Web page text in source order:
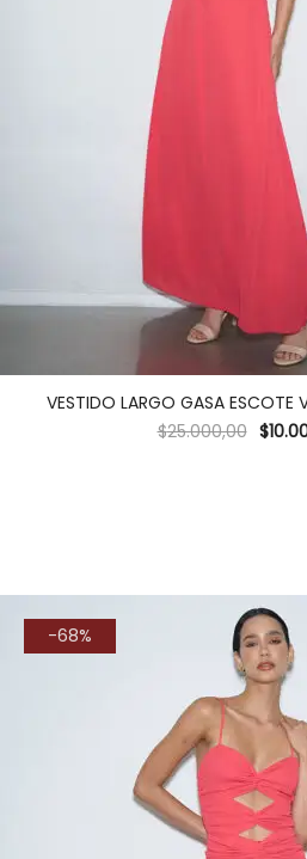
VESTIDO LARGO GASA ESCOTE
$25.000,00 $
-68%